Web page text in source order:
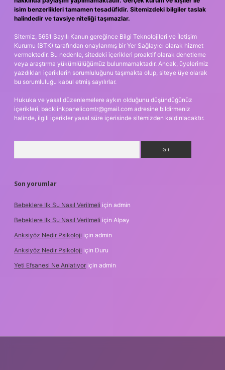
isim benzerlikleri tamamen tesadüfidir. Sitemizdeki bilgiler taslak
halindedir ve tavsiye niteliği taşımazlar.
Sitemiz, 5651 Sayılı Kanun gereğince Bilgi Teknolojileri ve İletişim
Kurumu (BTK) tarafından onaylanmış bir Yer Sağlayıcı olarak hizmet
vermektedir. Bu nedenle, sitedeki içerikleri proaktif olarak denetleme
veya araştırma yükümlülüğümüz bulunmamaktadır. Ancak, üyelerimiz
yazdıkları içeriklerin sorumluluğunu taşımakta olup, siteye üye olarak
bu sorumluluğu kabul etmiş sayılırlar.
Hukuka ve yasal düzenlemelere aykırı olduğunu düşündüğünüz
içerikleri, backlinkpanelicomtr@gmail.com adresine bildirmeniz
halinde, ilgili içerikler yasal süre içerisinde sitemizden kaldırılacaktır.
Son yorumlar
Bebeklere Ilk Su Nasıl Verilmeli için admin
Bebeklere Ilk Su Nasıl Verilmeli için Alpay
Anksiyöz Nedir Psikoloji için admin
Anksiyöz Nedir Psikoloji için Duru
Yeti Efsanesi Ne Anlatıyor için admin